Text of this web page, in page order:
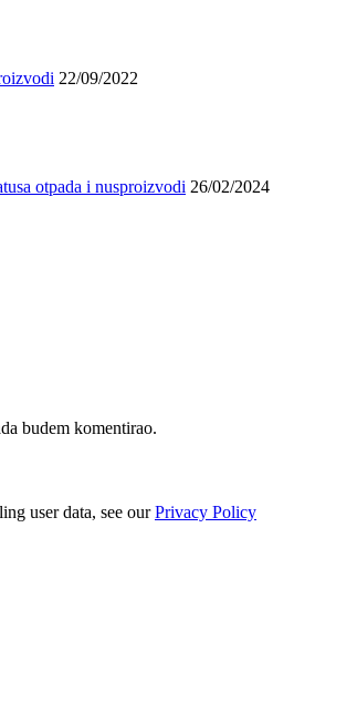
22/09/2022
otpada i nusproizvodi 26/02/2024
budem komentirao.
user data, see ourPrivacy Policy